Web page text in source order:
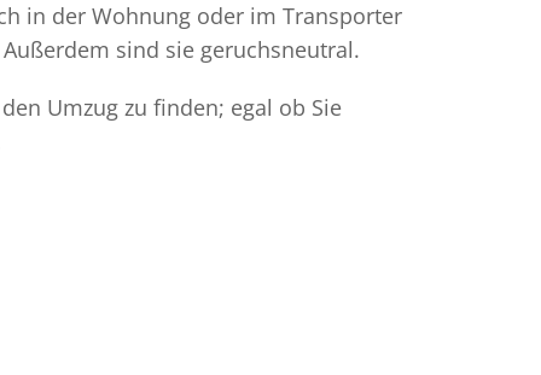
in der Wohnung oder im Transporter
sind sie geruchsneutral.
Umzug zu finden; egal ob Sie